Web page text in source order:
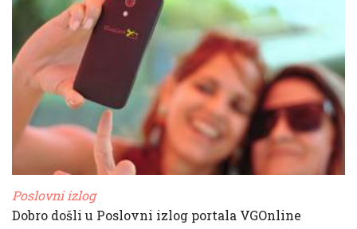
Poslovni izlog
Dobro došli u Poslovni izlog portala VGOnline